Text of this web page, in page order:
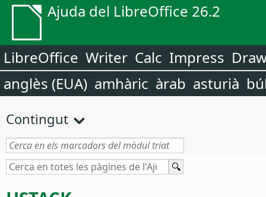
Ajuda del LibreOffice 26.2
LibreOffice Writer Calc Impress
anglès (EUA) amhàric àrab asturià
Contingut